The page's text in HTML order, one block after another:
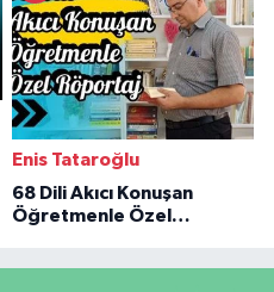
Enis Tataroğlu
68 Dili Akıcı Konuşan
Öğretmenle Özel